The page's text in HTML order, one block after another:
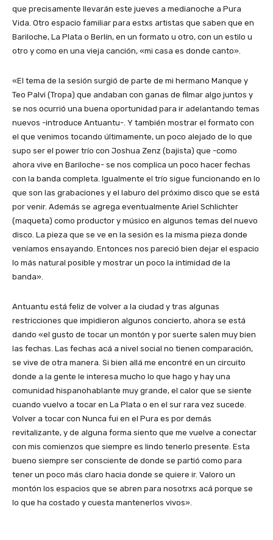
que precisamente llevarán este jueves a medianoche a Pura
Vida. Otro espacio familiar para estxs artistas que saben que en
Bariloche, La Plata o Berlín, en un formato u otro, con un estilo u
otro y como en una vieja canción, «mi casa es donde canto».
«El tema de la sesión surgió de parte de mi hermano Manque y
Teo Palvi (Tropa) que andaban con ganas de filmar algo juntos y
se nos ocurrió una buena oportunidad para ir adelantando temas
nuevos -introduce Antuantu-. Y también mostrar el formato con
el que venimos tocando últimamente, un poco alejado de lo que
supo ser el power trío con Joshua Zenz (bajista) que -como
ahora vive en Bariloche- se nos complica un poco hacer fechas
con la banda completa. Igualmente el trío sigue funcionando en lo
que son las grabaciones y el laburo del próximo disco que se está
por venir. Además se agrega eventualmente Ariel Schlichter
(maqueta) como productor y músico en algunos temas del nuevo
disco. La pieza que se ve en la sesión es la misma pieza donde
veníamos ensayando. Entonces nos pareció bien dejar el espacio
lo más natural posible y mostrar un poco la intimidad de la
banda».
Antuantu está feliz de volver a la ciudad y tras algunas
restricciones que impidieron algunos concierto, ahora se está
dando «el gusto de tocar un montón y por suerte salen muy bien
las fechas. Las fechas acá a nivel social no tienen comparación,
se vive de otra manera. Si bien allá me encontré en un circuito
donde a la gente le interesa mucho lo que hago y hay una
comunidad hispanohablante muy grande, el calor que se siente
cuando vuelvo a tocar en La Plata o en el sur rara vez sucede.
Volver a tocar con Nunca fui en el Pura es por demás
revitalizante, y de alguna forma siento que me vuelve a conectar
con mis comienzos que siempre es lindo tenerlo presente. Esta
bueno siempre ser consciente de donde se partió como para
tener un poco más claro hacia donde se quiere ir. Valoro un
montón los espacios que se abren para nosotrxs acá porque se
lo que ha costado y cuesta mantenerlos vivos».